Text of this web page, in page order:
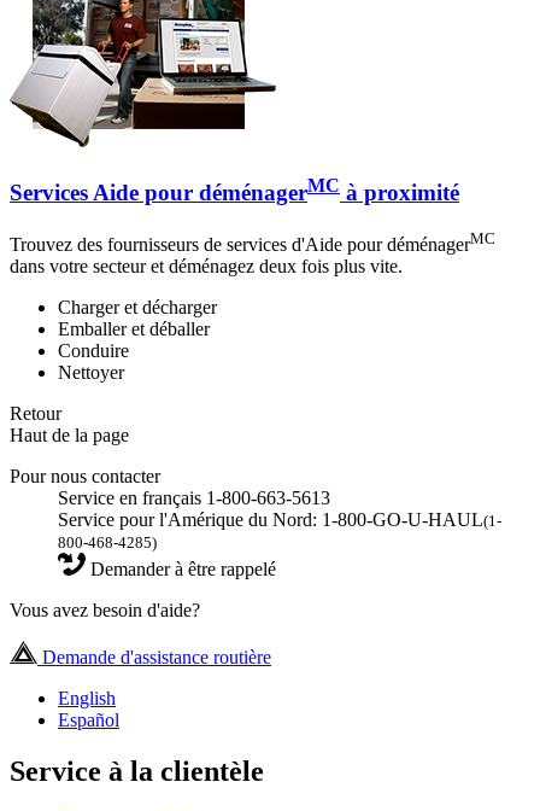
Services Aide pour déménagerMC à proximité
Trouvez des fournisseurs de services d'Aide pour déménagerMC
dans votre secteur et déménagez deux fois plus vite.
Charger et décharger
Emballer et déballer
Conduire
Nettoyer
Retour
Haut de la page
Pour nous contacter
Service en français 1-800-663-5613
Service pour l'Amérique du Nord: 1-800-GO-U-HAUL(1-
800-468-4285)
Demander à être rappelé
Vous avez besoin d'aide?
Demande d'assistance routière
English
Español
Service à la clientèle